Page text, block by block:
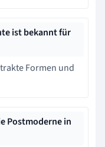
ist bekannt für
Formen und
Postmoderne in